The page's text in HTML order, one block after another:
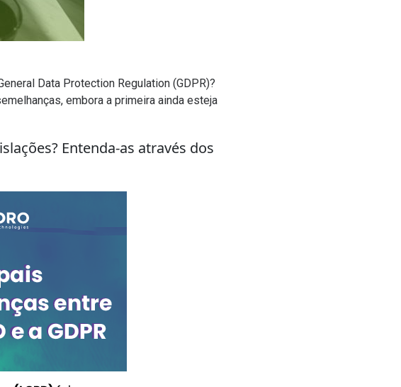
Data Protection Regulation (GDPR)?
embora a primeira ainda esteja
Entenda-as através dos